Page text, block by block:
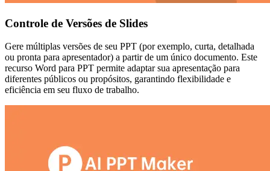
Controle de Versões de Slides
Gere múltiplas versões de seu PPT (por exemplo, curta, detalhada
ou pronta para apresentador) a partir de um único documento. Este
recurso Word para PPT permite adaptar sua apresentação para
diferentes públicos ou propósitos, garantindo flexibilidade e
eficiência em seu fluxo de trabalho.